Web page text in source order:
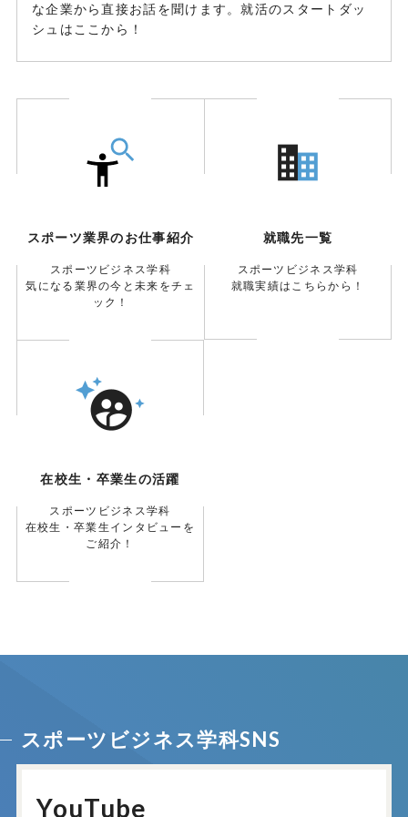
な企業から直接お話を聞けます。就活のスタートダッ
シュはここから！
スポーツ業界のお仕事紹介
スポーツビジネス学科
気になる業界の今と未来をチェ
ック！
就職先一覧
スポーツビジネス学科
就職実績はこちらから！
在校生・卒業生の活躍
スポーツビジネス学科
在校生・卒業生インタビューを
ご紹介！
スポーツビジネス学科SNS
YouTube